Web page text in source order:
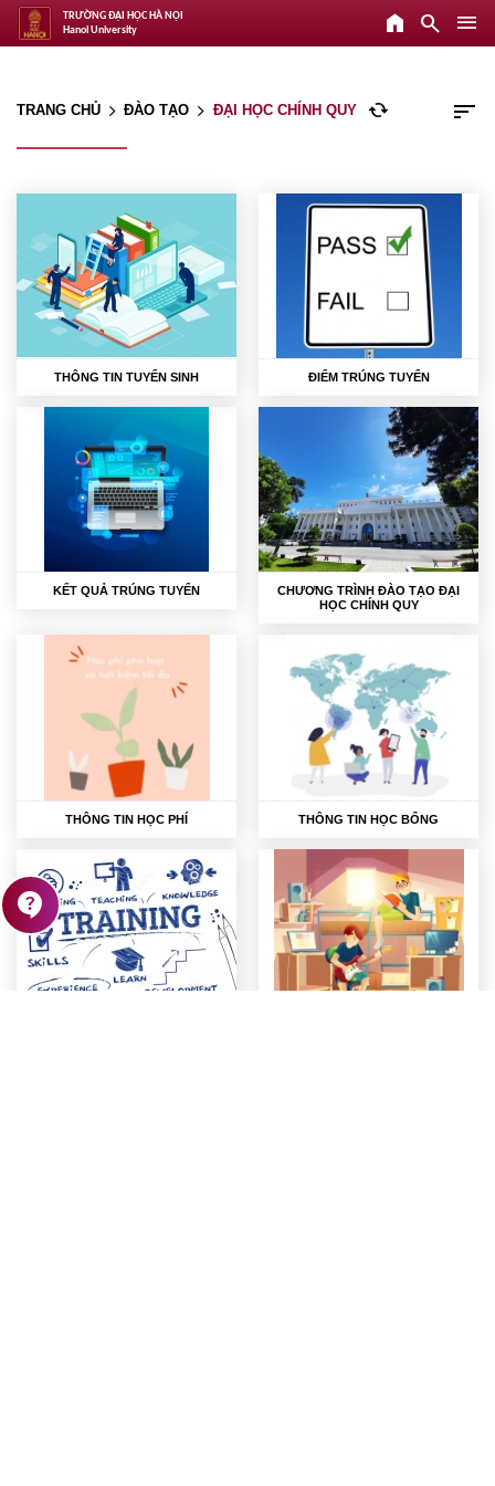
TRƯỜNG ĐẠI HỌC HÀ NỘI
Hanoi University
home search menu
TRANG CHỦ arrow_forward_ios ĐÀO TẠO arrow_forward_ios ĐẠI HỌC CHÍNH QUY cached sort
THÔNG TIN TUYỂN SINH ĐIỂM TRÚNG TUYỂN
KẾT QUẢ TRÚNG TUYỂN
CHƯƠNG TRÌNH ĐÀO TẠO ĐẠI
HỌC CHÍNH QUY
THÔNG TIN HỌC PHÍ THÔNG TIN HỌC BỔNG
contact_support